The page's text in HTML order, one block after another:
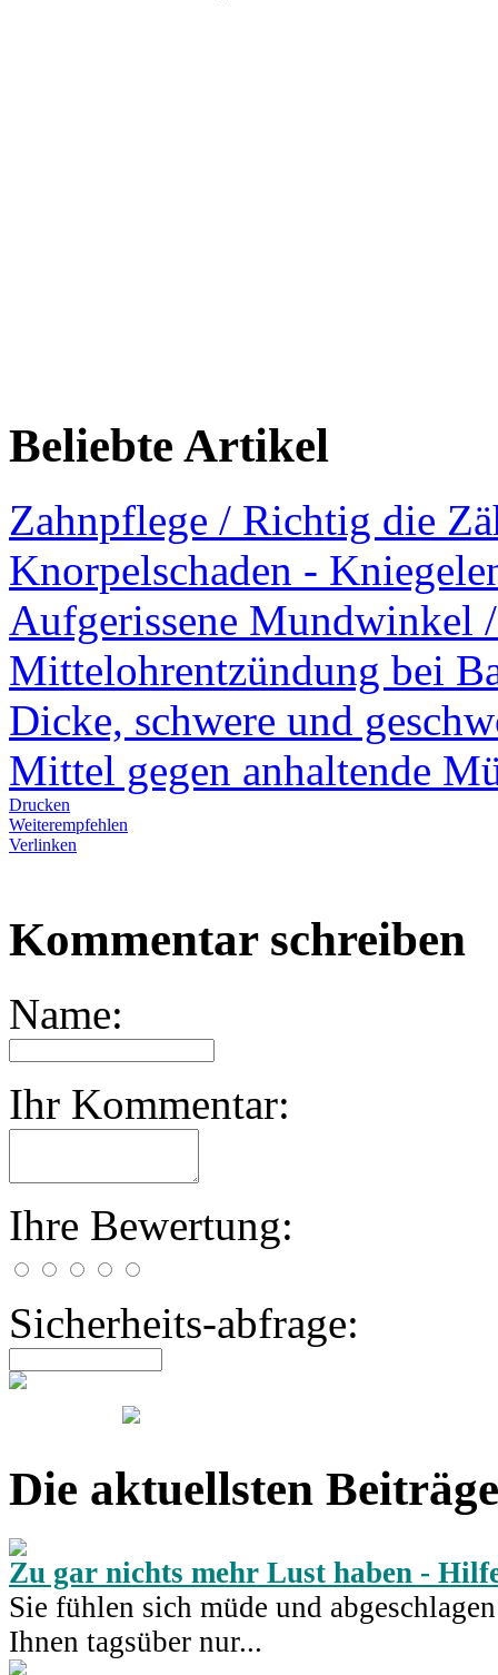
Beliebte Artikel
Zahnpflege / Richtig die
Knorpelschaden -
Aufgerissene Mundwinkel
Mittelohrentzündung bei
Dicke, schwere und
Mittel gegen anhaltende
Drucken
Weiterempfehlen
Verlinken
Kommentar schreiben
Name:
Ihr Kommentar:
Ihre Bewertung:
Sicherheits-abfrage:
Die aktuellsten Beiträge
Zu gar nichts mehr Lust haben -
Sie fühlen sich müde und
Ihnen tagsüber nur...